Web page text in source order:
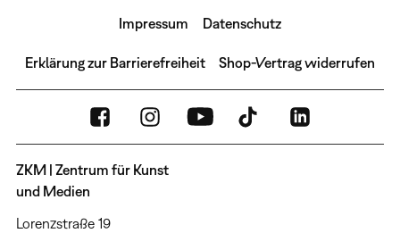
Impressum Datenschutz
Erklärung zur Barrierefreiheit Shop-Vertrag widerrufen
ZKM | Zentrum für Kunst
und Medien
Lorenzstraße 19